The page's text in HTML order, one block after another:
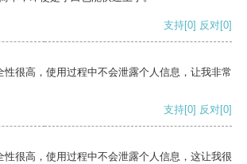
支持[0] 反对[0]
性很高，使用过程中不会泄露个人信息，让我非常
支持[0] 反对[0]
性很高，使用过程中不会泄露个人信息，这让我很